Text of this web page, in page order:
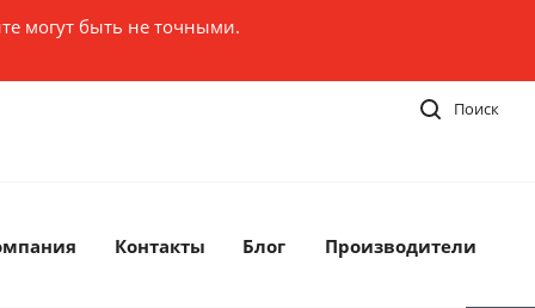
могут быть не точными.
Поиск
Контакты Блог Производители